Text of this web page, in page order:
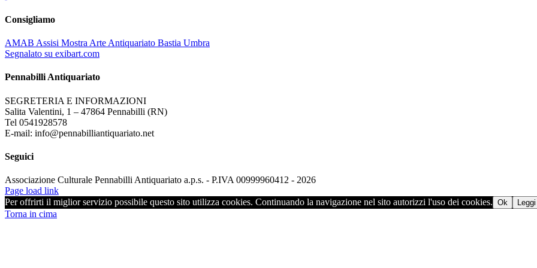
Consigliamo
AMAB Assisi Mostra Arte Antiquariato Bastia Umbra
Segnalato su exibart.com
Pennabilli Antiquariato
SEGRETERIA E INFORMAZIONI
Salita Valentini, 1 – 47864 Pennabilli (RN)
Tel 0541928578
E-mail: info@pennabilliantiquariato.net
Seguici
Associazione Culturale Pennabilli Antiquariato a.p.s. - P.IVA 00999960412 - 2026
Page load link
Per offrirti il miglior servizio possibile questo sito utilizza cookies. Continuando la navigazione nel sito autorizzi l'uso dei cookies. Ok
Torna in cima